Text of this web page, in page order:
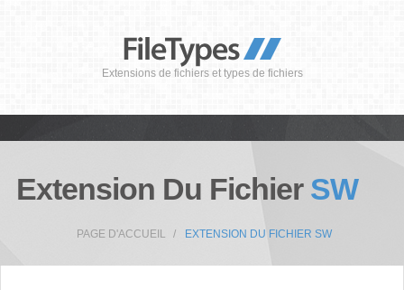
Extensions de fichiers et types de fichiers
Extension Du Fichier SW
PAGE D'ACCUEIL EXTENSION DU FICHIER SW